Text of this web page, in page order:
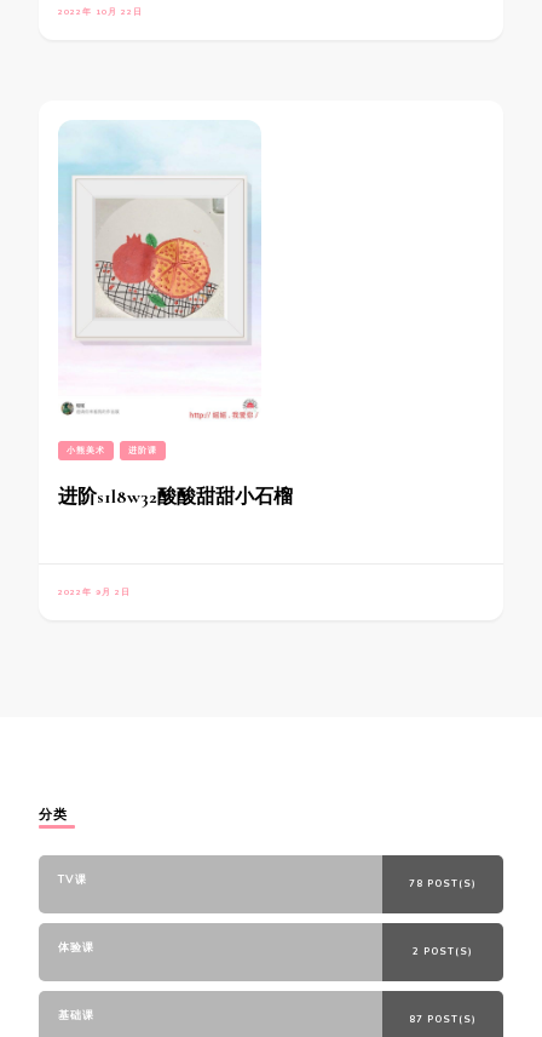
2022年 10月 22日
小熊美术 进阶课
进阶s1l8w32酸酸甜甜小石榴
2022年 9月 2日
分类
TV课 78 POST(S)
体验课 2 POST(S)
基础课 87 POST(S)